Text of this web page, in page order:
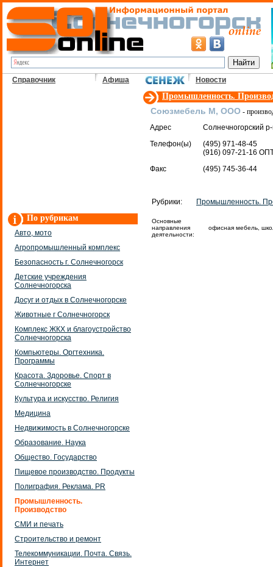
Справочник Афиша Новости
По рубрикам
Авто, мото
Агропромышленный комплекс
Безопасность г. Солнечногорск
Детские учреждения
Солнечногорска
Досуг и отдых в Солнечногорске
Животные г Солнечногорск
Комплекс ЖКХ и благоустройство
Солнечногорска
Компьютеры. Оргтехника.
Программы
Красота. Здоровье. Спорт в
Солнечногорске
Культура и искусство. Религия
Медицина
Недвижимость в Солнечногорске
Образование. Наука
Общество. Государство
Пищевое производство. Продукты
Полиграфия. Реклама. PR
Промышленность.
Производство
СМИ и печать
Строительство и ремонт
Телекоммуникации. Почта. Связь.
Интернет
Промышленность.
Союзмебель М, ООО -
Адрес
Солнечногорский
Телефон(ы)
(495) 971-48-45
(916) 097-21-16
Факс
(495) 745-36-44
Рубрики: Промышленность.
Основные
направления
деятельности:
офисная мебель,